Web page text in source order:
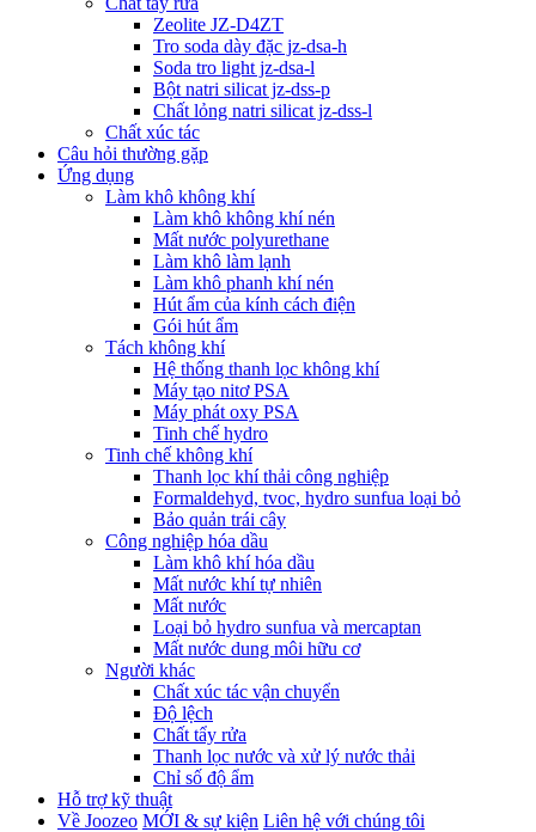
Zeolite JZ-D4ZT
Tro soda dày đặc jz-dsa-h
Soda tro light jz-dsa-l
Bột natri silicat jz-dss-p
Chất lỏng natri silicat jz-dss-l
Chất xúc tác
Câu hỏi thường gặp
Ứng dụng
Làm khô không khí
Làm khô không khí nén
Mất nước polyurethane
Làm khô làm lạnh
Làm khô phanh khí nén
Hút ẩm của kính cách điện
Gói hút ẩm
Tách không khí
Hệ thống thanh lọc không khí
Máy tạo nitơ PSA
Máy phát oxy PSA
Tinh chế hydro
Tinh chế không khí
Thanh lọc khí thải công nghiệp
Formaldehyd, tvoc, hydro sunfua loại bỏ
Bảo quản trái cây
Công nghiệp hóa dầu
Làm khô khí hóa dầu
Mất nước khí tự nhiên
Mất nước
Loại bỏ hydro sunfua và mercaptan
Mất nước dung môi hữu cơ
Người khác
Chất xúc tác vận chuyển
Độ lệch
Chất tẩy rửa
Thanh lọc nước và xử lý nước thải
Chỉ số độ ẩm
Hỗ trợ kỹ thuật
Về Joozeo MỚI & sự kiện Liên hệ với chúng tôi